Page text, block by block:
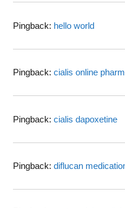
Pingback: hello world
Pingback: cialis online
Pingback: cialis dapoxetine
Pingback: diflucan